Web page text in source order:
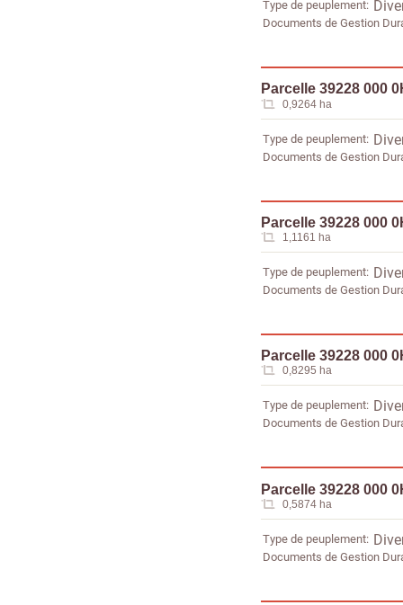
Type de peuplement
Documents de Gestion
Parcelle 39228 000
0,9264 ha
Type de peuplement
Documents de Gestion
Parcelle 39228 000
1,1161 ha
Type de peuplement
Documents de Gestion
Parcelle 39228 000
0,8295 ha
Type de peuplement
Documents de Gestion
Parcelle 39228 000
0,5874 ha
Type de peuplement
Documents de Gestion